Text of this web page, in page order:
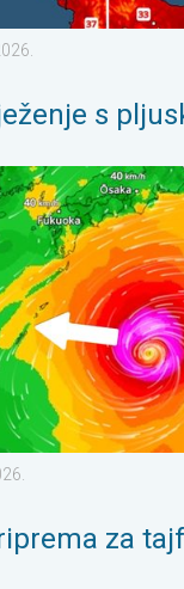
s
za tajfun Dolphin.
za